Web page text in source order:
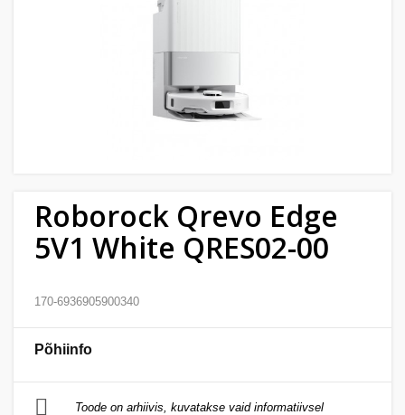
Roborock Qrevo Edge
5V1 White QRES02-00
170-6936905900340
Põhiinfo
Toode on arhiivis, kuvatakse vaid informatiivsel
aed
Sport